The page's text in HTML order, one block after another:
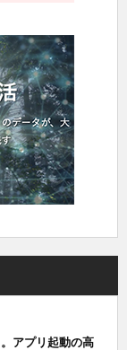
アプリ起動の高